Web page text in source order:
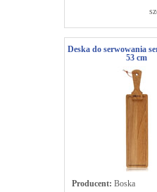
Deska do serwowania
53 cm
Producent: Boska